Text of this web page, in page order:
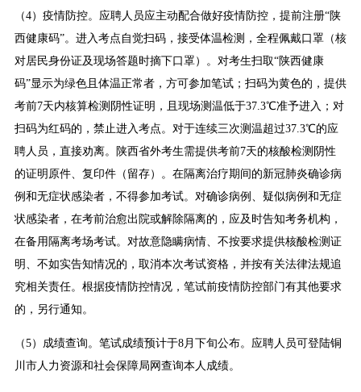
（4）疫情防控。应聘人员应主动配合做好疫情防控，提前注册“陕
西健康码”。进入考点自觉扫码，接受体温检测，全程佩戴口罩（核
对居民身份证及现场答题时摘下口罩）。对考生扫取“陕西健康
码”显示为绿色且体温正常者，方可参加笔试；扫码为黄色的，提供
考前7天内核算检测阴性证明，且现场测温低于37.3℃准予进入；对
扫码为红码的，禁止进入考点。对于连续三次测温超过37.3℃的应
聘人员，直接劝离。陕西省外考生需提供考前7天的核酸检测阴性
的证明原件、复印件（留存）。在隔离治疗期间的新冠肺炎确诊病
例和无症状感染者，不得参加考试。对确诊病例、疑似病例和无症
状感染者，在考前治愈出院或解除隔离的，应及时告知考务机构，
在备用隔离考场考试。对故意隐瞒病情、不按要求提供核酸检测证
明、不如实告知情况的，取消本次考试资格，并按有关法律法规追
究相关责任。根据疫情防控情况，笔试前疫情防控部门有其他要求
的，另行通知。
（5）成绩查询。笔试成绩预计于8月下旬公布。应聘人员可登陆铜
川市人力资源和社会保障局网查询本人成绩。